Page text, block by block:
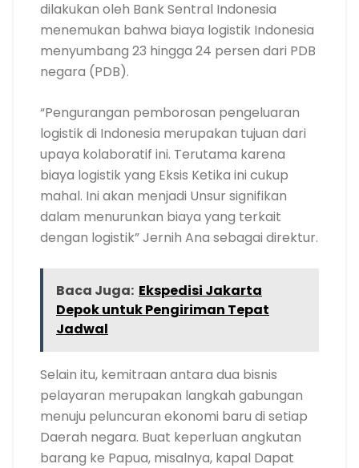
dilakukan oleh Bank Sentral Indonesia
menemukan bahwa biaya logistik Indonesia
menyumbang 23 hingga 24 persen dari PDB
negara (PDB).
“Pengurangan pemborosan pengeluaran
logistik di Indonesia merupakan tujuan dari
upaya kolaboratif ini. Terutama karena
biaya logistik yang Eksis Ketika ini cukup
mahal. Ini akan menjadi Unsur signifikan
dalam menurunkan biaya yang terkait
dengan logistik” Jernih Ana sebagai direktur.
Baca Juga: Ekspedisi Jakarta
Depok untuk Pengiriman Tepat
Jadwal
Selain itu, kemitraan antara dua bisnis
pelayaran merupakan langkah gabungan
menuju peluncuran ekonomi baru di setiap
Daerah negara. Buat keperluan angkutan
barang ke Papua, misalnya, kapal Dapat